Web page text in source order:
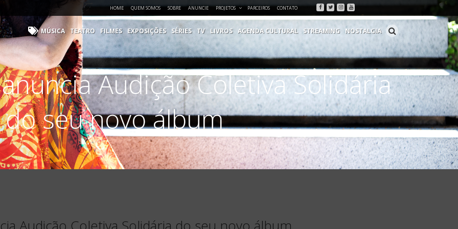
HOME QUEM SOMOS SOBRE ANUNCIE PROJETOS PARCEIROS CONTATO Facebook
Twitter
Instagram
Youtube
MÚSICA TEATRO FILMES EXPOSIÇÕES SÉRIES TV LIVROS AGENDA CULTURAL STREAMING NOSTALGIA
Audição Coletiva Solidária
do seu novo álbum
Audição Coletiva Solidária do seu novo álbum